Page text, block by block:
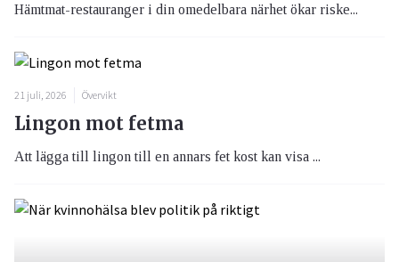
Hämtmat-restauranger i din omedelbara närhet ökar riske...
21 juli, 2026 Övervikt
Lingon mot fetma
Att lägga till lingon till en annars fet kost kan visa ...